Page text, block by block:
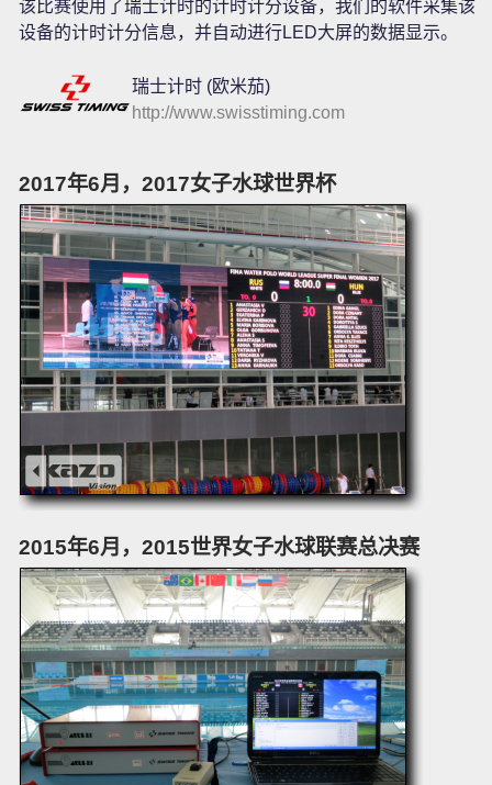
该比赛使用了瑞士计时的计时计分设备，我们的软件采集该
设备的计时计分信息，并自动进行LED大屏的数据显示。
瑞士计时 (欧米茄)
http://www.swisstiming.com
2017年6月，2017女子水球世界杯
2015年6月，2015世界女子水球联赛总决赛